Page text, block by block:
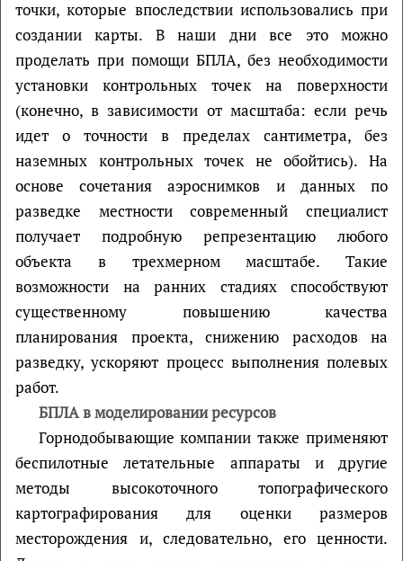
точки, которые впоследствии использовались при
создании карты. В наши дни все это можно
проделать при помощи БПЛА, без необходимости
установки контрольных точек на поверхности
(конечно, в зависимости от масштаба: если речь
идет о точности в пределах сантиметра, без
наземных контрольных точек не обойтись). На
основе сочетания аэроснимков и данных по
разведке местности современный специалист
получает подробную репрезентацию любого
объекта в трехмерном масштабе. Такие
возможности на ранних стадиях способствуют
существенному повышению качества
планирования проекта, снижению расходов на
разведку, ускоряют процесс выполнения полевых
работ.
БПЛА в моделировании ресурсов
Горнодобывающие компании также применяют
беспилотные летательные аппараты и другие
методы высокоточного топографического
картографирования для оценки размеров
месторождения и, следовательно, его ценности.